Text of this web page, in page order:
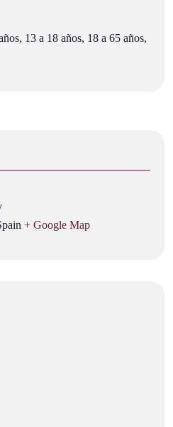
13 a 18 años, 18 a 65 años,
+ Google Map